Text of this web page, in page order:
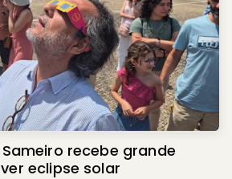
recebe grande
eclipse solar